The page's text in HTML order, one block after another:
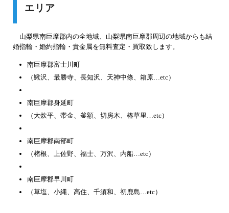
エリア
山梨県南巨摩郡内の全地域、山梨県南巨摩郡周辺の地域からも結
婚指輪・婚約指輪・貴金属を無料査定・買取致します。
南巨摩郡富士川町
（鰍沢、最勝寺、長知沢、天神中條、箱原…etc）
南巨摩郡身延町
（大炊平、帯金、釜額、切房木、椿草里…etc）
南巨摩郡南部町
（楮根、上佐野、福士、万沢、内船…etc）
南巨摩郡早川町
（草塩、小縄、高住、千須和、初鹿島…etc）